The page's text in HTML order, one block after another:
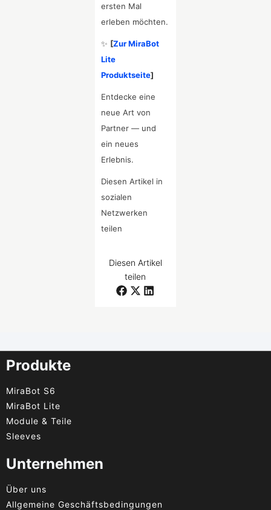
ersten Mal
erleben möchten.
✨ [Zur MiraBot
Lite
Produktseite]
Entdecke eine
neue Art von
Partner — und
ein neues
Erlebnis.
Diesen Artikel in
sozialen
Netzwerken
teilen
Diesen Artikel
teilen
Produkte
MiraBot S6
MiraBot Lite
Module & Teile
Sleeves
Unternehmen
Über uns
Allgemeine Geschäftsbedingungen